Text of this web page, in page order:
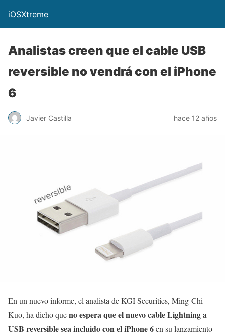
iOSXtreme
Analistas creen que el cable USB
reversible no vendrá con el iPhone
6
Javier Castilla hace 12 años
En un nuevo informe, el analista de KGI Securities, Ming-Chi
Kuo, ha dicho queno espera que el nuevo cable Lightning a
USB reversible sea incluido con el iPhone 6en su lanzamiento